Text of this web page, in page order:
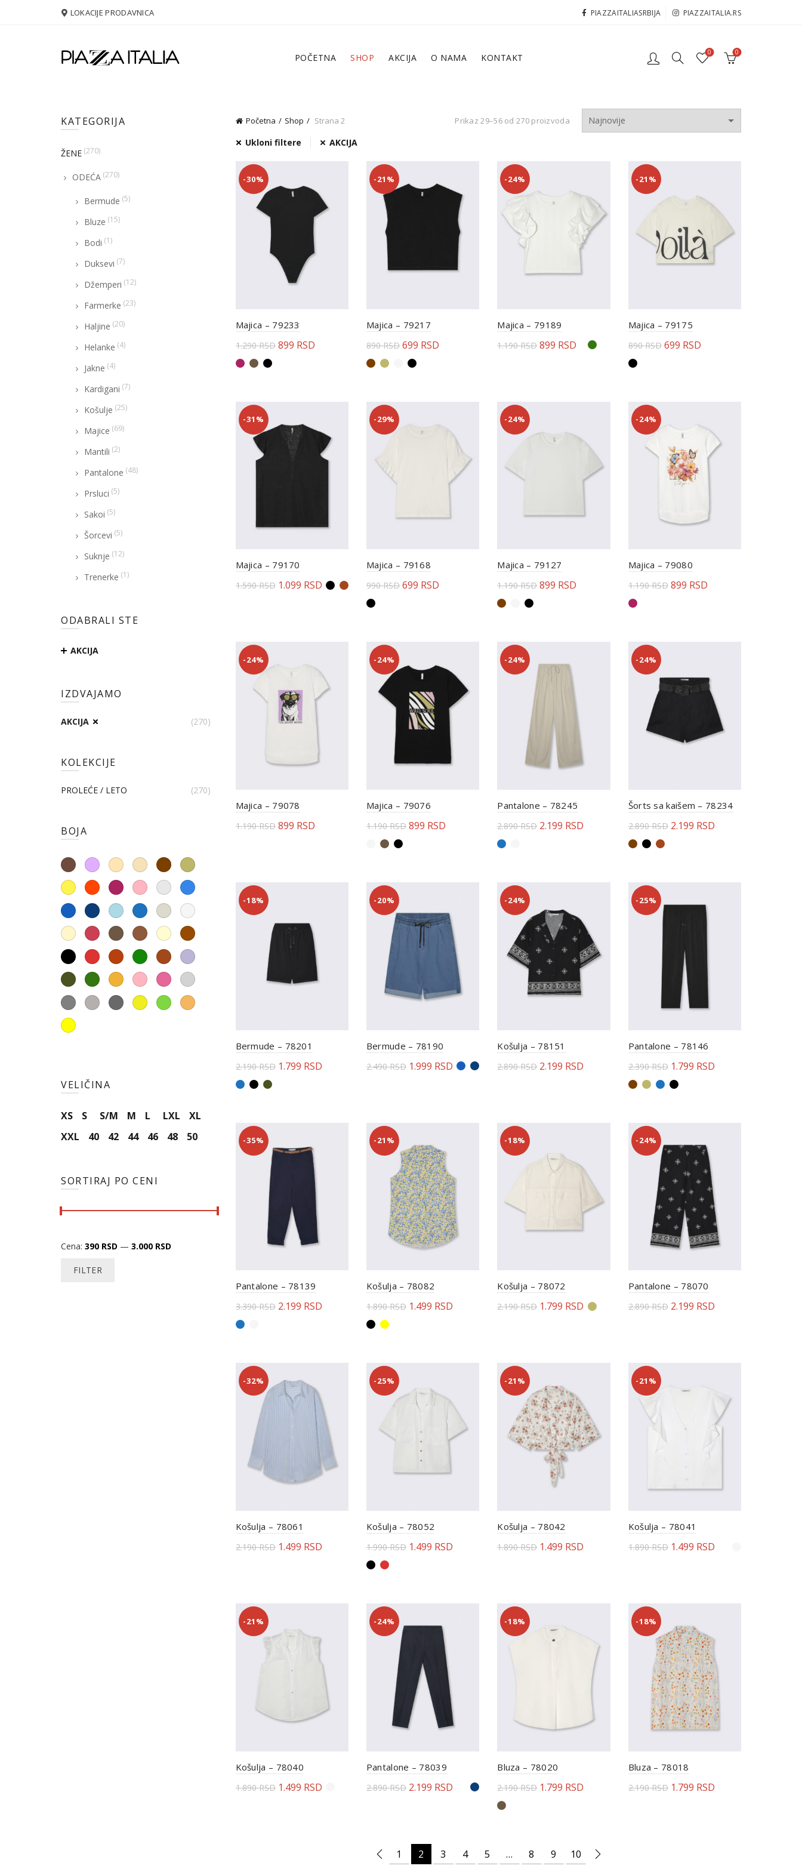
LOKACIJE PRODAVNICA PIAZZAITALIASRBIJA PIAZZAITALIA.RS
POČETNA SHOP AKCIJA O NAMA KONTAKT 0 0
Početna Shop Strana 2 Prikaz 29–56 od 270 proizvoda
Ukloni filtere AKCIJA
-30%
Majica – 79233
1.290RSD 899 RSD
Odaberite opcije
-21%
Majica – 79217
890RSD 699 RSD
Odaberite opcije
-24%
Majica – 79189
1.190RSD 899 RSD
-21%
Majica – 79175
890RSD 699 RSD
-31%
Majica – 79170
1.590RSD 1.099 RSD
-29%
Majica – 79168
990RSD 699 RSD
-24%
Majica – 79127
1.190RSD 899 RSD
Odaberite opcije
-24%
Majica – 79080
1.190RSD 899 RSD
-24%
Majica – 79078
1.190RSD 899 RSD
-24%
Majica – 79076
1.190RSD 899 RSD
Odaberite opcije
-24%
Pantalone – 78245
2.890RSD 2.199 RSD
-24%
Šorts sa kaišem – 78234
2.890RSD 2.199 RSD
Odaberite opcije
-18%
Bermude – 78201
2.190RSD 1.799 RSD
Odaberite opcije
-20%
Bermude – 78190
2.490RSD 1.999 RSD
-24%
Košulja – 78151
2.890RSD 2.199 RSD
-25%
Pantalone – 78146
2.390RSD 1.799 RSD
Odaberite opcije
-35%
Pantalone – 78139
3.390RSD 2.199 RSD
-21%
Košulja – 78082
1.890RSD 1.499 RSD
Odaberite opcije
-18%
Košulja – 78072
2.190RSD 1.799 RSD
-24%
Pantalone – 78070
2.890RSD 2.199 RSD
-32%
Košulja – 78061
2.190RSD 1.499 RSD
-25%
Košulja – 78052
1.990RSD 1.499 RSD
Odaberite opcije
-21%
Košulja – 78042
1.890RSD 1.499 RSD
-21%
Košulja – 78041
1.890RSD 1.499 RSD
-21%
Košulja – 78040
1.890RSD 1.499 RSD
-24%
Pantalone – 78039
2.890RSD 2.199 RSD
-18%
Bluza – 78020
2.190RSD 1.799 RSD
-18%
Bluza – 78018
2.190RSD 1.799 RSD
1 2 3 4 5 … 8 9 10
KATEGORIJA
ŽENE (270)
ODEĆA (270)
Bermude (5)
Bluze (15)
Bodi (1)
Duksevi (7)
Džemperi (12)
Farmerke (23)
Haljine (20)
Helanke (4)
Jakne (4)
Kardigani (7)
Košulje (25)
Majice (69)
Mantili (2)
Pantalone (48)
Prsluci (5)
Sakoi (5)
Šorcevi (5)
Suknje (12)
Trenerke (1)
ODABRALI STE
AKCIJA
IZDVAJAMO
AKCIJA (270)
KOLEKCIJE
PROLEĆE / LETO (270)
BOJA
VELIČINA
XS S S/M M L LXL
XL
XXL
40 42 44 46 48 50
SORTIRAJ PO CENI
FILTER
Cena: 390 RSD — 3.000 RSD